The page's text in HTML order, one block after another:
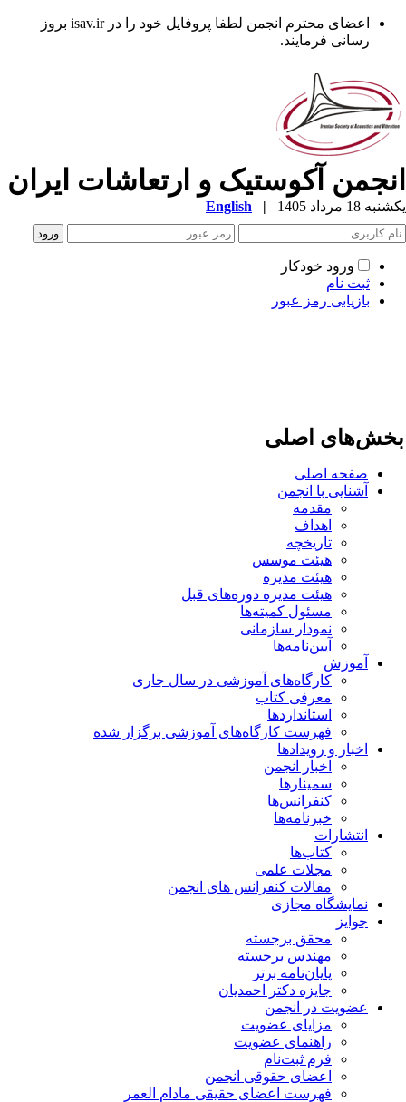
اعضای محترم انجمن لطفا پروفایل خود را در isav.ir بروز
رسانی فرمایند.
آکوستیک و ارتعاشات ایران
18 مرداد 1405 |
English
ورود خودکار
ثبت نام
بازیابی رمز عبور
اصلی
صفحه اصلی
آشنایی با انجمن
مقدمه
اهداف
تاریخچه
هیئت موسس
هیئت مدیره
هیئت مدیره دوره‌های قبل
مسئول کمیته‌ها
نمودار سازمانی
آیین‌نامه‌ها
آموزش
کارگاه‌های آموزشی در سال جاری
معرفی کتاب
استانداردها
فهرست کارگاه‌های آموزشی برگزار شده
اخبار و رویدادها
اخبار انجمن
سمینارها
کنفرانس‌ها
خبرنامه‌ها
انتشارات
کتاب‌ها
مجلات علمی
مقالات کنفرانس های انجمن
نمایشگاه مجازی
جوایز
محقق برجسته
مهندس برجسته
پایان‌نامه برتر
جایزه دکتر احمدیان
عضویت در انجمن
مزایای عضویت
راهنمای عضویت
فرم ثبت‌نام
اعضای حقوقی انجمن
فهرست اعضای حقیقی مادام‌ العمر